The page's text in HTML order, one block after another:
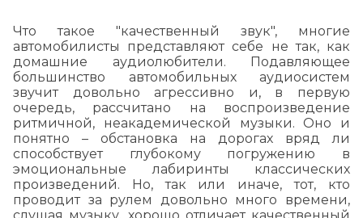
Что такое "качественный звук", многие
автомобилисты представляют себе не так, как
домашние аудиолюбители. Подавляющее
большинство автомобильных аудиосистем
звучит довольно агрессивно и, в первую
очередь, рассчитано на воспроизведение
ритмичной, неакадемической музыки. Оно и
понятно – обстановка на дорогах вряд ли
способствует глубокому погружению в
эмоциональные лабиринты классических
произведений. Но, так или иначе, тот, кто
проводит за рулем довольно много времени,
слушая музыку, хорошо отличает качественный